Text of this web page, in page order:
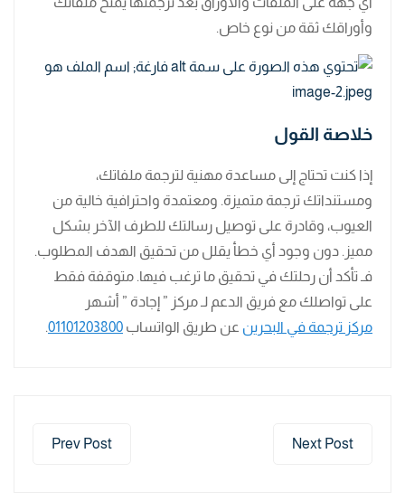
وأوراقك ثقة من نوع خاص.
خلاصة القول
إذا كنت تحتاج إلى مساعدة مهنية لترجمة ملفاتك،
ومستنداتك ترجمة متميزة. ومعتمدة واحترافية خالية من
العيوب، وقادرة على توصيل رسالتك للطرف الآخر بشكل
مميز. دون وجود أي خطأ يقلل من تحقيق الهدف المطلوب.
فـ تأكد أن رحلتك في تحقيق ما ترغب فيها. متوقفة فقط
على تواصلك مع فريق الدعم لـ مركز ” إجادة ” أشهر
مركز ترجمة في البحرين عن طريق الواتساب 01101203800
.
Prev Post Next Post